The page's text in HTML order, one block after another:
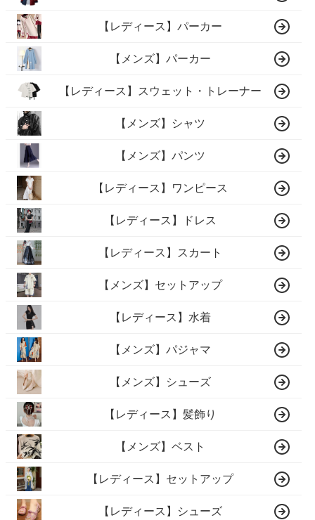
【レディース】パーカー
【メンズ】パーカー
【レディース】スウェット・トレーナー
【メンズ】シャツ
【メンズ】パンツ
【レディース】ワンピース
【レディース】ドレス
【レディース】スカート
【メンズ】セットアップ
【レディース】水着
【メンズ】パジャマ
【メンズ】シューズ
【レディース】髪飾り
【メンズ】ベスト
【レディース】セットアップ
【レディース】シューズ